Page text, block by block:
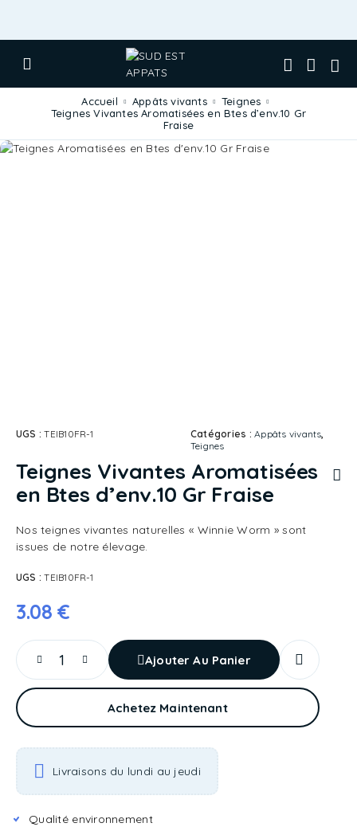
Accueil Appâts vivants
Teignes
Teignes Vivantes Aromatisées en Btes d’env.10 Gr
Fraise
UGS :TEIB10FR-1 Catégories :Appâts vivants,
Teignes
Teignes Vivantes Aromatisées
en Btes d’env.10 Gr Fraise
Nos teignes vivantes naturelles « Winnie Worm » sont
issues de notre élevage.
UGS :TEIB10FR-1
3.08 €
Ajouter Au Panier
Achetez Maintenant
Livraisons du lundi au jeudi
Qualité environnement